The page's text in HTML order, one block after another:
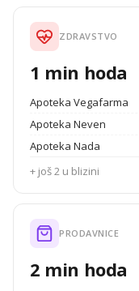
ZDRAVSTVO
1 min hoda
Apoteka Vegafarma
Apoteka Neven
Apoteka Nada
+ još 2 u blizini
PRODAVNICE
2 min hoda